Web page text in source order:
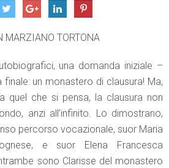
MARZIANO TORTONA
una domanda iniziale –
un monastero di clausura! Ma,
quel che si pensa, la clausura non
anzi all’infinito. Lo dimostrano,
percorso vocazionale, suor Maria
e suor Elena Francesca
sono Clarisse del monastero